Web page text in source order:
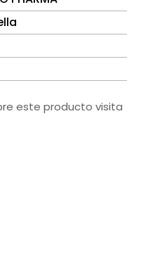
este producto visita